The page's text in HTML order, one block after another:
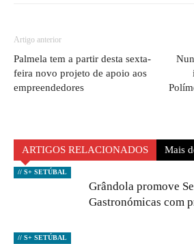
Artigo anterior
Palmela tem a partir desta sexta-
feira novo projeto de apoio aos
empreendedores
ARTIGOS RELACIONADOS Mais
// S+ SETÚBAL
Grândola promove
Gastronómicas com
// S+ SETÚBAL